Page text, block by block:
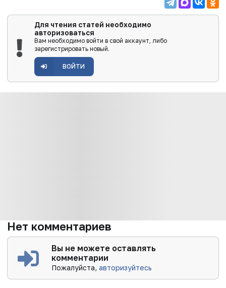
Для чтения статей необходимо
авторизоваться
Вам необходимо войти в свой аккаунт, либо
зарегистрировать новый.
ВОЙТИ
Нет комментариев
Вы не можете оставлять
комментарии
Пожалуйста,авторизуйтесь